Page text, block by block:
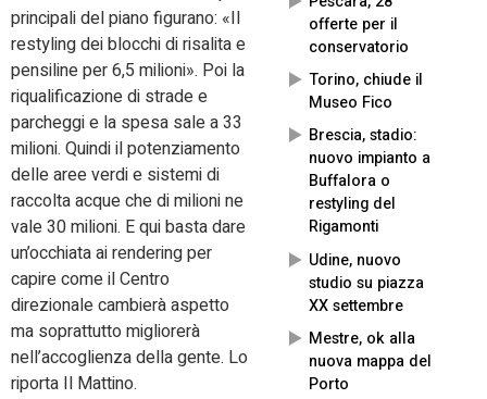
offerte per il
conservatorio
Torino, chiude il
Museo Fico
Brescia, stadio:
nuovo impianto a
Buffalora o
restyling del
Rigamonti
Udine, nuovo
studio su piazza
XX settembre
Mestre, ok alla
nuova mappa del
Porto
principali del piano figurano: «Il
restyling dei blocchi di risalita e
pensiline per 6,5 milioni». Poi la
riqualificazione di strade e
parcheggi e la spesa sale a 33
milioni. Quindi il potenziamento
delle aree verdi e sistemi di
raccolta acque che di milioni ne
vale 30 milioni. E qui basta dare
un’occhiata ai rendering per
capire come il Centro
direzionale cambierà aspetto
ma soprattutto migliorerà
nell’accoglienza della gente. Lo
riporta Il Mattino.